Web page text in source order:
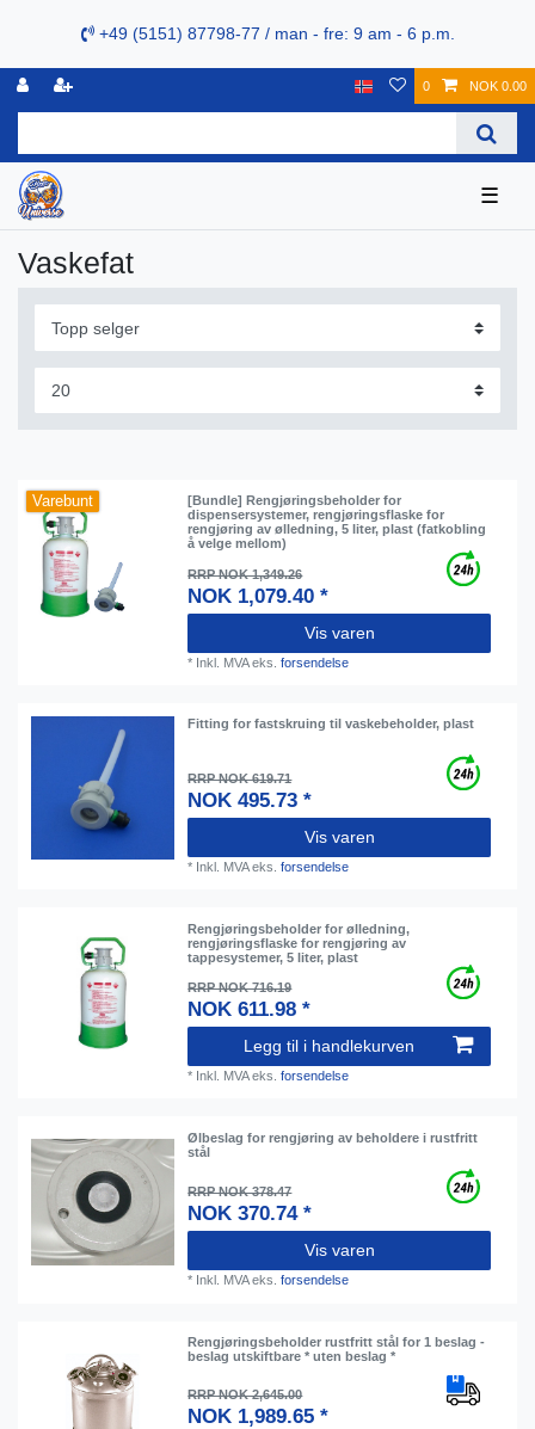
+49 (5151) 87798-77 / man - fre: 9 am - 6 p.m.
0 NOK 0.00
☰
Vaskefat
Varebunt
[Bundle] Rengjøringsbeholder for
dispensersystemer, rengjøringsflaske for
rengjøring av ølledning, 5 liter, plast (fatkobling
å velge mellom)
RRP NOK 1,349.26
NOK 1,079.40 *
Vis varen
* Inkl. MVAeks.forsendelse
Fitting for fastskruing til vaskebeholder, plast
RRP NOK 619.71
NOK 495.73 *
Vis varen
* Inkl. MVAeks.forsendelse
Rengjøringsbeholder for ølledning,
rengjøringsflaske for rengjøring av
tappesystemer, 5 liter, plast
RRP NOK 716.19
NOK 611.98 *
Legg til i handlekurven
* Inkl. MVAeks.forsendelse
Ølbeslag for rengjøring av beholdere i rustfritt
stål
RRP NOK 378.47
NOK 370.74 *
Vis varen
* Inkl. MVAeks.forsendelse
Rengjøringsbeholder rustfritt stål for 1 beslag -
beslag utskiftbare * uten beslag *
RRP NOK 2,645.00
NOK 1,989.65 *